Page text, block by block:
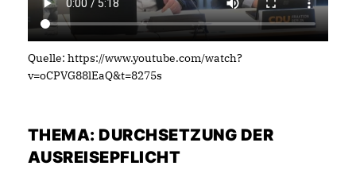
Quelle: https://www.youtube.com/watch?
v=oCPVG88lEaQ&t=8275s
THEMA: DURCHSETZUNG DER
AUSREISEPFLICHT